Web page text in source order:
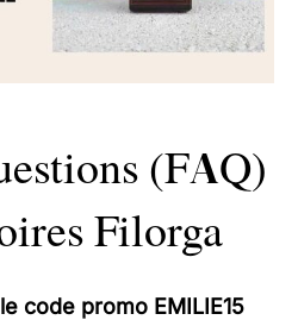
(FAQ)
Filorga
code promo EMILIE15